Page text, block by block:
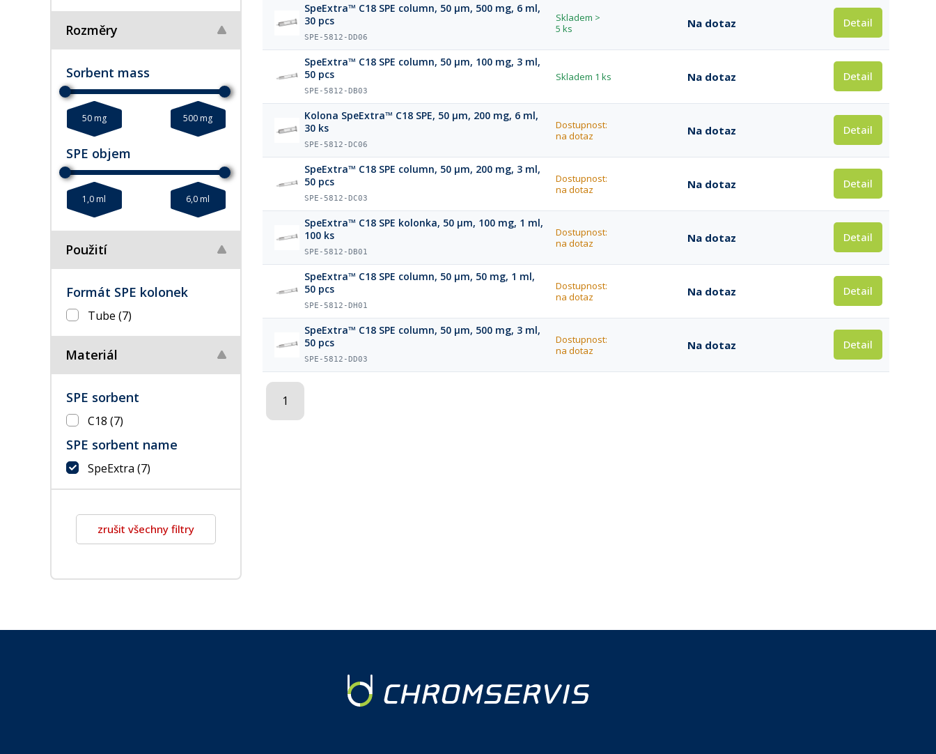
Rozměry
Sorbent mass
50 mg 500 mg
SPE objem
1,0 ml 6,0 ml
Použití
Formát SPE kolonek
Tube (7)
Materiál
SPE sorbent
C18 (7)
SPE sorbent name
SpeExtra (7)
zrušit všechny filtry
SpeExtra™ C18 SPE column, 50 µm, 500 mg, 6 ml,
30 pcs
SPE-5812-DD06
Skladem >
5 ks
Na dotaz Detail
SpeExtra™ C18 SPE column, 50 µm, 100 mg, 3 ml,
50 pcs
SPE-5812-DB03
Skladem 1 ks Na dotaz Detail
Kolona SpeExtra™ C18 SPE, 50 µm, 200 mg, 6 ml,
30 ks
SPE-5812-DC06
Dostupnost:
na dotaz
Na dotaz Detail
SpeExtra™ C18 SPE column, 50 µm, 200 mg, 3 ml,
50 pcs
SPE-5812-DC03
Dostupnost:
na dotaz
Na dotaz Detail
SpeExtra™ C18 SPE kolonka, 50 µm, 100 mg, 1 ml,
100 ks
SPE-5812-DB01
Dostupnost:
na dotaz
Na dotaz Detail
SpeExtra™ C18 SPE column, 50 µm, 50 mg, 1 ml,
50 pcs
SPE-5812-DH01
Dostupnost:
na dotaz
Na dotaz Detail
SpeExtra™ C18 SPE column, 50 µm, 500 mg, 3 ml,
50 pcs
SPE-5812-DD03
Dostupnost:
na dotaz
Na dotaz Detail
1